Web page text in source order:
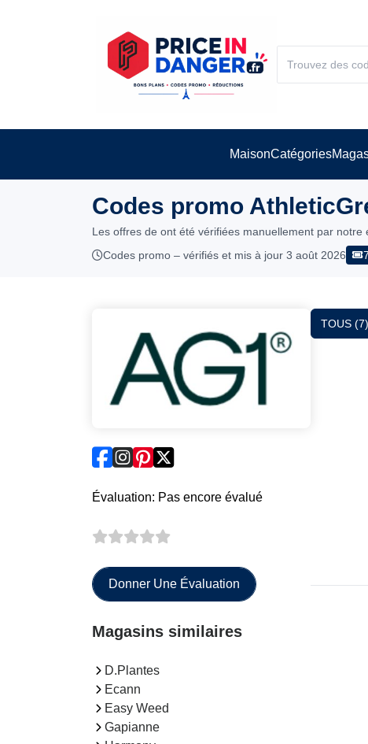
MaisonCatégories
Codes promo
Les offres de ont été vérifiées manuellement par notre
Codes promo – vérifiés et mis à jour 3 août 2026
Évaluation: Pas encore évalué
Donner Une Évaluation
Magasins similaires
D.Plantes
Ecann
Easy Weed
Gapianne
TOUS (7)